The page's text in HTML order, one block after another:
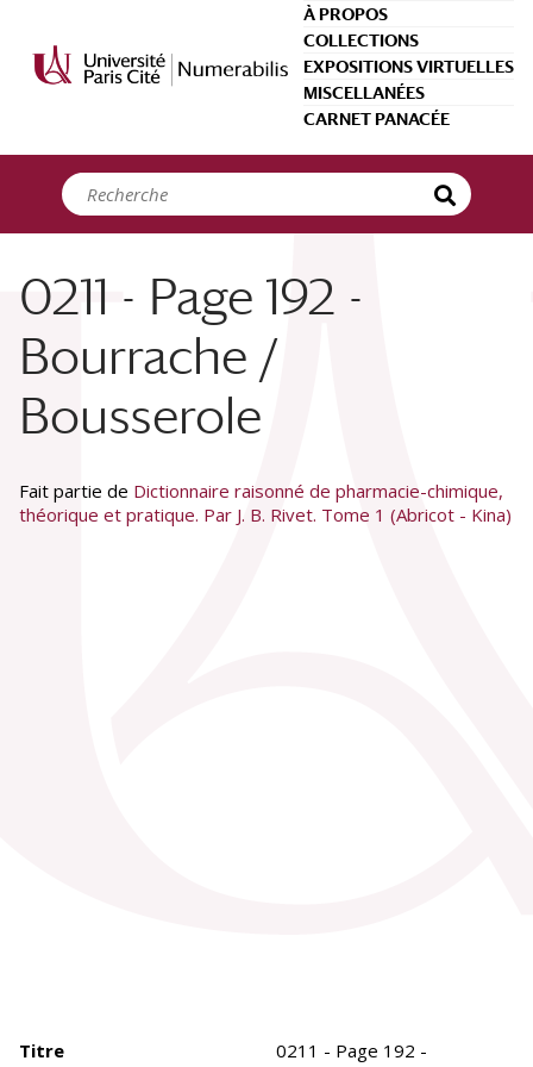
À PROPOS
COLLECTIONS
EXPOSITIONS VIRTUELLES
MISCELLANÉES
CARNET PANACÉE
0211 - Page 192 -
Bourrache /
Bousserole
Fait partie de Dictionnaire raisonné de pharmacie-chimique,
théorique et pratique. Par J. B. Rivet. Tome 1 (Abricot - Kina)
Titre
0211 - Page 192 -